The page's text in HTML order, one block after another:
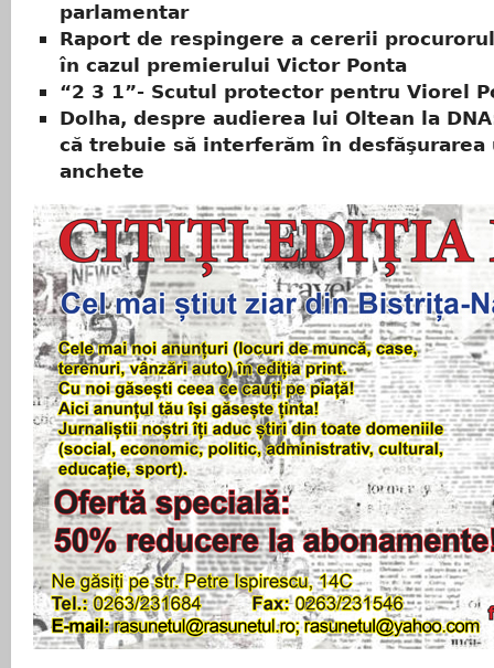
parlamentar
Raport de respingere a cererii
în cazul premierului Victor Ponta
“2 3 1”- Scutul protector pentru Viorel
Dolha, despre audierea lui Oltean la
că trebuie să interferăm în desfăşurarea
anchete